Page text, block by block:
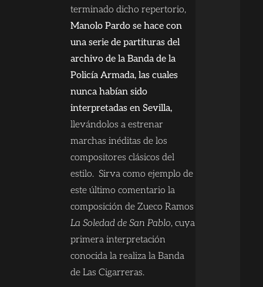
terminado dicho repertorio,
Manolo Pardo se hace con
una serie de partituras del
archivo de la Banda de la
Policía Armada, las cuales
nunca habían sido
interpretadas en Sevilla,
llevándolos a estrenar
marchas inéditas de los
compositores clásicos del
estilo. Sirva como ejemplo de
este último comentario la
composición de Zueco Ramos
La Soledad de San Pablo, cuya
primera interpretación
conocida la realiza la Banda
de Las Cigarreras.